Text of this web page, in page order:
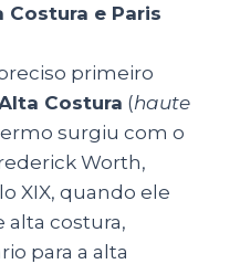
Costura e Paris
primeiro
Costura (haute
surgiu com o
Worth,
XIX, quando ele
alta costura,
para a alta